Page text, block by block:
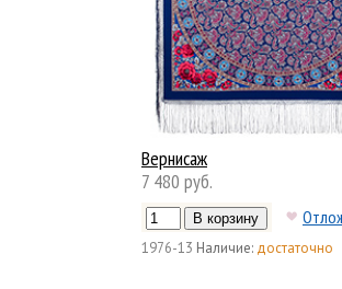
Вернисаж
7 480 руб.
1976-13 Наличие: достаточно